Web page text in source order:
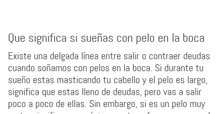
Que significa si sueñas con pelo en la boca
Existe una delgada línea entre salir o contraer deudas
cuando soñamos con pelos en la boca. Si durante tu
sueño estas masticando tu cabello y el pelo es largo,
significa que estas lleno de deudas, pero vas a salir
poco a poco de ellas. Sin embargo, si es un pelo muy